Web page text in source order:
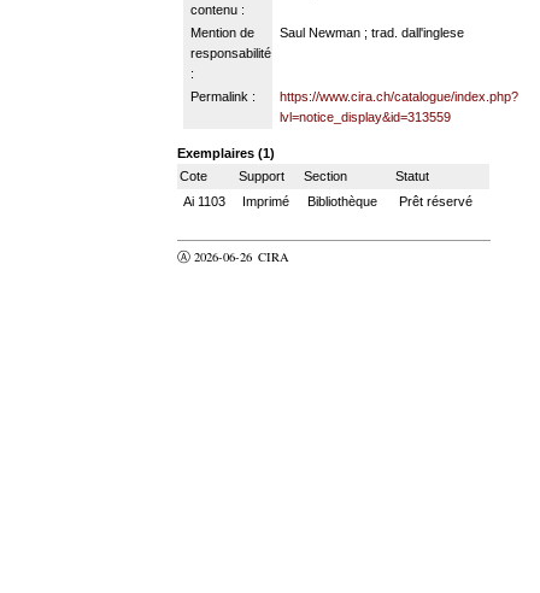
contenu :
Mention de
responsabilité
:
Saul Newman ; trad. dall'inglese
Permalink :
https://www.cira.ch/catalogue/index.php?
lvl=notice_display&id=313559
Exemplaires (1)
Cote
Support Section
Statut
Ai 1103
Imprimé Bibliothèque Prêt réservé
Ⓐ 2026-06-26 CIRA